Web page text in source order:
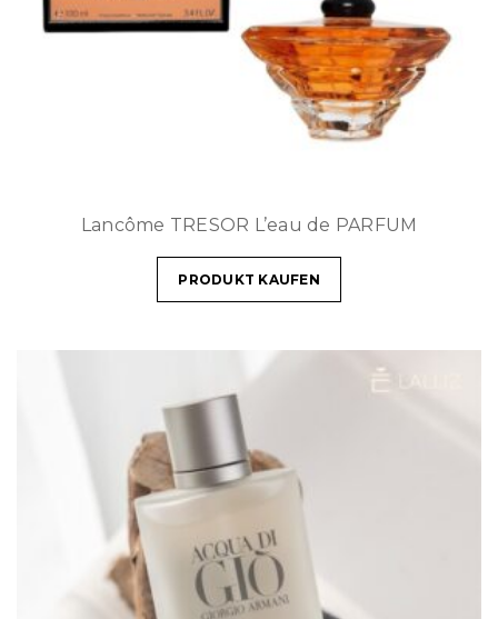
Lancôme TRESOR L’eau de PARFUM
PRODUKT KAUFEN